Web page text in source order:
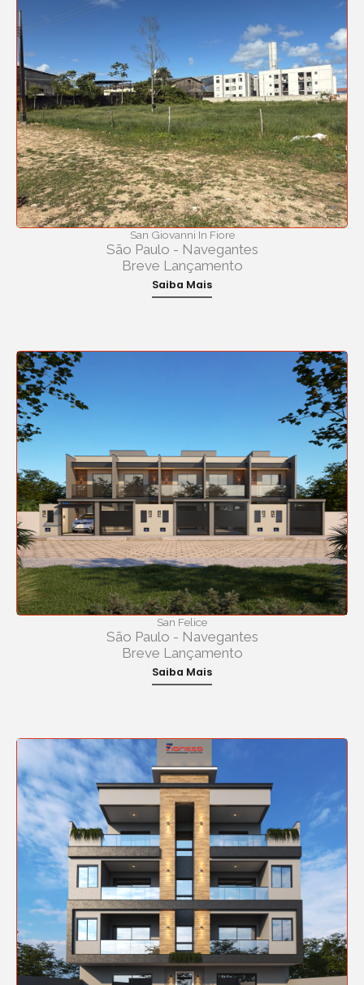
San Giovanni In Fiore
São Paulo - Navegantes
Breve Lançamento
Saiba Mais
San Felice
São Paulo - Navegantes
Breve Lançamento
Saiba Mais